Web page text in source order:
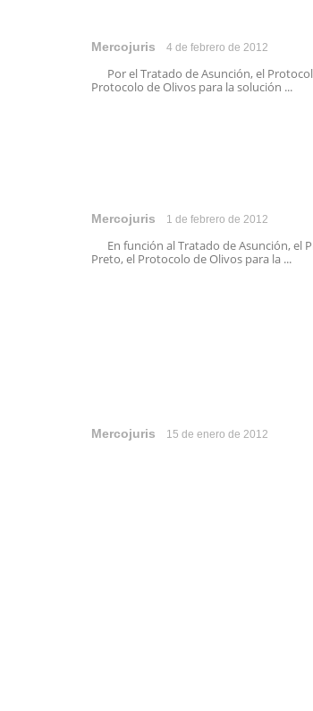
Mercojuris 4 de febrero de 2012
Por el Tratado de Asunción, el
Protocolo de Olivos para la solución ...
Mercojuris 1 de febrero de 2012
En función al Tratado de Asunción, el
Preto, el Protocolo de Olivos para la ...
Mercojuris 15 de enero de 2012